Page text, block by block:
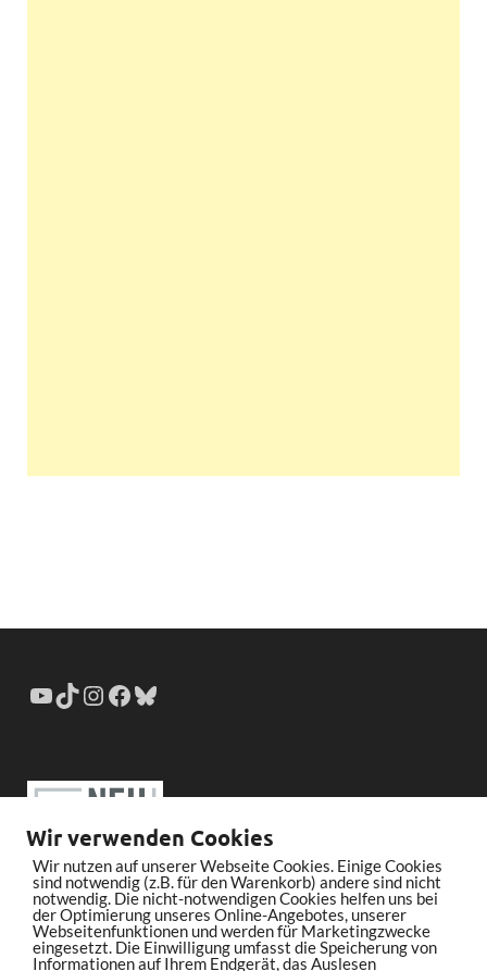
Wir verwenden Cookies
Wir nutzen auf unserer Webseite Cookies. Einige Cookies
sind notwendig (z.B. für den Warenkorb) andere sind nicht
notwendig. Die nicht-notwendigen Cookies helfen uns bei
der Optimierung unseres Online-Angebotes, unserer
Webseitenfunktionen und werden für Marketingzwecke
eingesetzt. Die Einwilligung umfasst die Speicherung von
Informationen auf Ihrem Endgerät, das Auslesen